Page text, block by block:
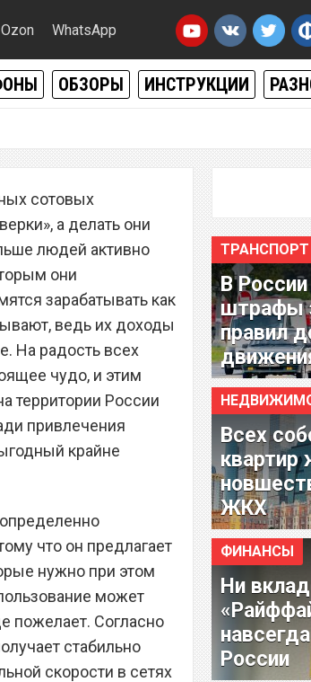
Ozon WhatsApp
ОБЗОРЫ ИНСТРУКЦИИ
очень
ГБ
сотовых
а делать они
людей активно
они
зарабатывать как
ведь их доходы
На радость всех
чудо, и этим
территории России
привлечения
крайне
что он предлагает
нужно при этом
может
пожелает. Согласно
стабильно
скорости в сетях
ТРАНСПОРТ
В
штрафы
правил
Всех
ЖКХ
ФИНАНСЫ
Ни
России